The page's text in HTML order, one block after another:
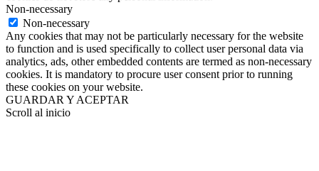
Non-necessary
Non-necessary
Any cookies that may not be particularly necessary for the website
to function and is used specifically to collect user personal data via
analytics, ads, other embedded contents are termed as non-necessary
cookies. It is mandatory to procure user consent prior to running
these cookies on your website.
GUARDAR Y ACEPTAR
Scroll al inicio